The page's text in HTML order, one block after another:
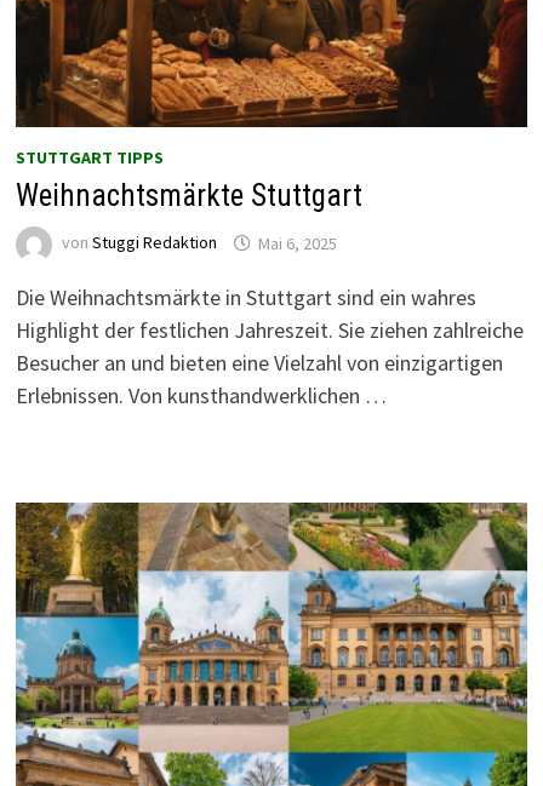
STUTTGART TIPPS
Weihnachtsmärkte Stuttgart
von Stuggi Redaktion Mai 6, 2025
Die Weihnachtsmärkte in Stuttgart sind ein wahres
Highlight der festlichen Jahreszeit. Sie ziehen zahlreiche
Besucher an und bieten eine Vielzahl von einzigartigen
Erlebnissen. Von kunsthandwerklichen …